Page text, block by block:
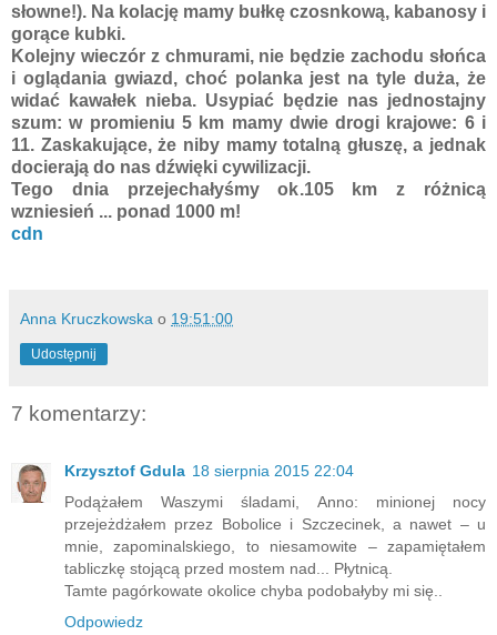
słowne!). Na kolację mamy bułkę czosnkową, kabanosy i
gorące kubki.
Kolejny wieczór z chmurami, nie będzie zachodu słońca
i oglądania gwiazd, choć polanka jest na tyle duża, że
widać kawałek nieba. Usypiać będzie nas jednostajny
szum: w promieniu 5 km mamy dwie drogi krajowe: 6 i
11. Zaskakujące, że niby mamy totalną głuszę, a jednak
docierają do nas dźwięki cywilizacji.
Tego dnia przejechałyśmy ok.105 km z różnicą
wzniesień ... ponad 1000 m!
cdn
Anna Kruczkowska o 19:51:00
Udostępnij
7 komentarzy:
Krzysztof Gdula 18 sierpnia 2015 22:04
Podążałem Waszymi śladami, Anno: minionej nocy
przejeżdżałem przez Bobolice i Szczecinek, a nawet – u
mnie, zapominalskiego, to niesamowite – zapamiętałem
tabliczkę stojącą przed mostem nad... Płytnicą.
Tamte pagórkowate okolice chyba podobałyby mi się..
Odpowiedz